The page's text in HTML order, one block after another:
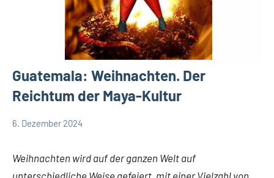
Guatemala: Weihnachten. Der
Reichtum der Maya-Kultur
6. Dezember 2024
Weihnachten wird auf der ganzen Welt auf
unterschiedliche Weise gefeiert, mit einer Vielzahl von